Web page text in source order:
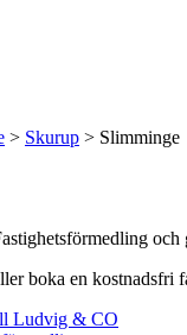
> Skurup > Slimminge
boka en kostnadsfri
Ludvig & CO